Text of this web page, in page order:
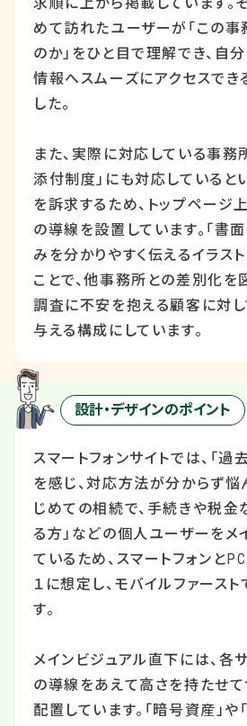
めて訪れたユーザーが「この
のか」をひと目で理解でき、自
情報へスムーズにアクセスで
した。
また、実際に対応している事務
添付制度」にも対応していると
を訴求するため、トップページ
の導線を設置しています。「書
みを分かりやすく伝えるイラス
ことで、他事務所との差別化を
調査に不安を抱える顧客に対
与える構成にしています。
設計・デザインのポイント
スマートフォンサイトでは、「
を感じ、対応方法が分からず悩
じめての相続で、手続きや税金
る方」などの個人ユーザーをメ
ているため、スマートフォンと
１に想定し、モバイルファース
す。
メインビジュアル直下には、各
の導線をあえて高さを持たせ
配置しています。「暗号資産」や